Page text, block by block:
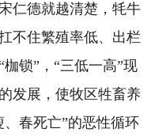
德就越清楚，牦牛
不住繁殖率低、出栏
锁”，“三低一高”现
发展，使牧区牲畜养
春死亡”的恶性循环